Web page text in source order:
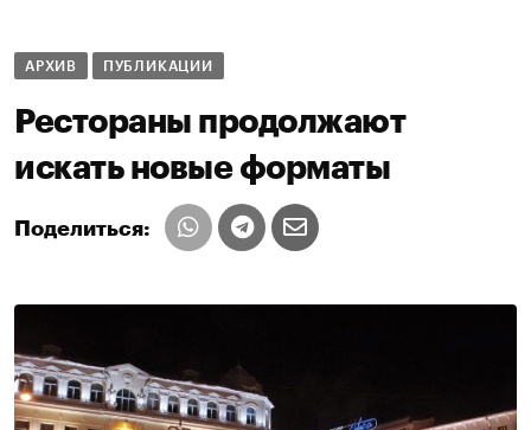
АРХИВ ПУБЛИКАЦИИ
Рестораны продолжают
искать новые форматы
Поделиться: